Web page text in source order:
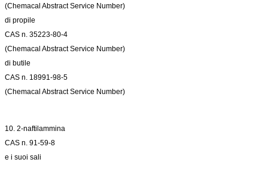
(Chemacal Abstract Service Number)
di propile
CAS n. 35223-80-4
(Chemacal Abstract Service Number)
di butile
CAS n. 18991-98-5
(Chemacal Abstract Service Number)
10. 2-naftilammina
CAS n. 91-59-8
e i suoi sali